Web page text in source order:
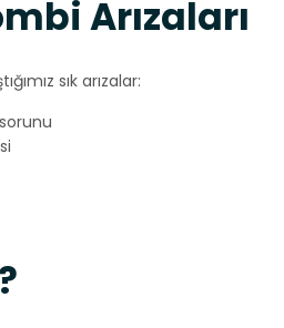
Arızaları
sık arızalar: